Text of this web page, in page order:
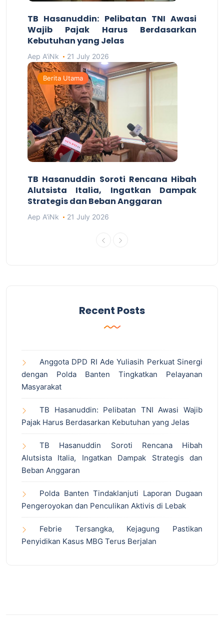
TB Hasanuddin: Pelibatan TNI Awasi
Wajib Pajak Harus Berdasarkan
Kebutuhan yang Jelas
Aep A'iNk 21 July 2026
Berita Utama
TB Hasanuddin Soroti Rencana Hibah
Alutsista Italia, Ingatkan Dampak
Strategis dan Beban Anggaran
Aep A'iNk 21 July 2026
Recent Posts
Anggota DPD RI Ade Yuliasih Perkuat Sinergi
dengan Polda Banten Tingkatkan Pelayanan
Masyarakat
TB Hasanuddin: Pelibatan TNI Awasi Wajib
Pajak Harus Berdasarkan Kebutuhan yang Jelas
TB Hasanuddin Soroti Rencana Hibah
Alutsista Italia, Ingatkan Dampak Strategis dan
Beban Anggaran
Polda Banten Tindaklanjuti Laporan Dugaan
Pengeroyokan dan Penculikan Aktivis di Lebak
Febrie Tersangka, Kejagung Pastikan
Penyidikan Kasus MBG Terus Berjalan